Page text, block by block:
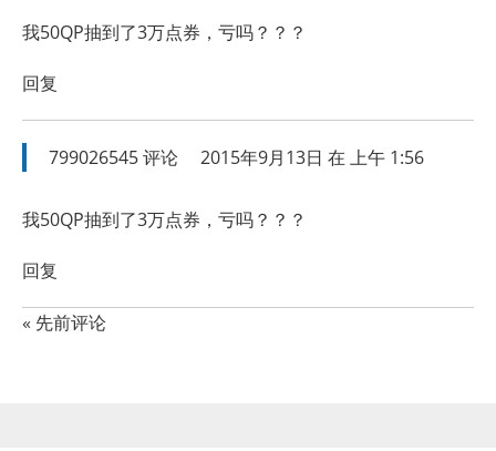
我50QP抽到了3万点券，亏吗？？？
回复
799026545评论 2015年9月13日 在 上午 1:56
我50QP抽到了3万点券，亏吗？？？
回复
« 先前评论